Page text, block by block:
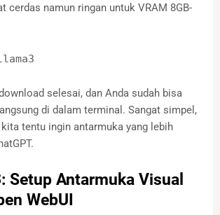
cerdas namun ringan untuk VRAM 8GB-
selesai, dan Anda sudah bisa
langsung di dalam terminal. Sangat simpel,
kita tentu ingin antarmuka yang lebih
Setup Antarmuka Visual
WebUI